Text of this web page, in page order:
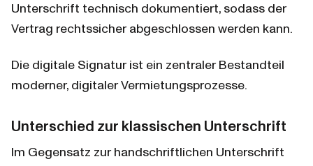
Unterschrift technisch dokumentiert, sodass der
Vertrag rechtssicher abgeschlossen werden kann.
Die digitale Signatur ist ein zentraler Bestandteil
moderner, digitaler Vermietungsprozesse.
Unterschied zur klassischen Unterschrift
Im Gegensatz zur handschriftlichen Unterschrift